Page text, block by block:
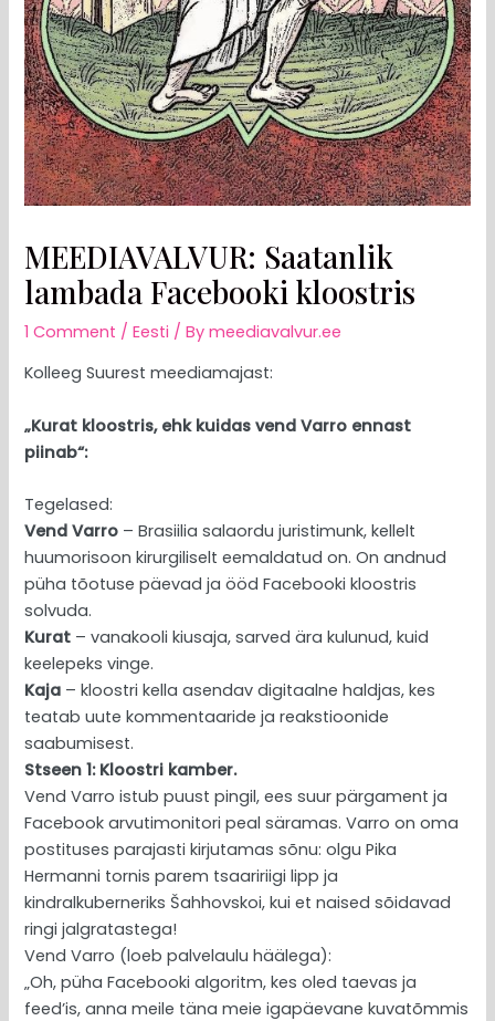
MEEDIAVALVUR: Saatanlik
lambada Facebooki kloostris
1 Comment /Eesti / Bymeediavalvur.ee
Kolleeg Suurest meediamajast:
„Kurat kloostris, ehk kuidas vend Varro ennast
piinab“:
Tegelased:
Vend Varro – Brasiilia salaordu juristimunk, kellelt
huumorisoon kirurgiliselt eemaldatud on. On andnud
püha tõotuse päevad ja ööd Facebooki kloostris
solvuda.
Kurat – vanakooli kiusaja, sarved ära kulunud, kuid
keelepeks vinge.
Kaja – kloostri kella asendav digitaalne haldjas, kes
teatab uute kommentaaride ja reakstioonide
saabumisest.
Stseen 1: Kloostri kamber.
Vend Varro istub puust pingil, ees suur pärgament ja
Facebook arvutimonitori peal säramas. Varro on oma
postituses parajasti kirjutamas sõnu: olgu Pika
Hermanni tornis parem tsaaririigi lipp ja
kindralkuberneriks Šahhovskoi, kui et naised sõidavad
ringi jalgratastega!
Vend Varro (loeb palvelaulu häälega):
„Oh, püha Facebooki algoritm, kes oled taevas ja
feed’is, anna meile täna meie igapäevane kuvatõmmis